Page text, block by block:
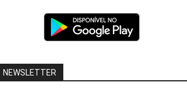
NEWSLETTER